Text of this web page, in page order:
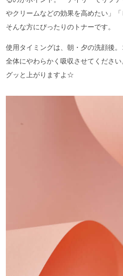
やクリームなどの効果を高めたい」「
そんな方にぴったりのトナーです。
使用タイミングは、朝・夕の洗顔後
全体にやわらかく吸収させてくださ
グッと上がりますよ☆